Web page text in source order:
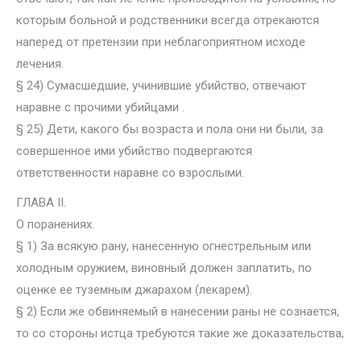
которым больной и родственники всегда отрекаются
наперед от претензии при неблагоприятном исходе
лечения.
§ 24) Сумасшедшие, учинившие убийство, отвечают
наравне с прочими убийцами .
§ 25) Дети, какого бы возраста и пола они ни были, за
совершенное ими убийство подвергаются
ответственности наравне со взрослыми.
ГЛАВА II.
О поранениях.
§ 1) За всякую рану, нанесенную огнестрельным или
холодным оружием, виновный должен заплатить, по
оценке ее туземным джарахом (лекарем).
§ 2) Если же обвиняемый в нанесении раны не сознается,
то со стороны истца требуются такие же доказательства,